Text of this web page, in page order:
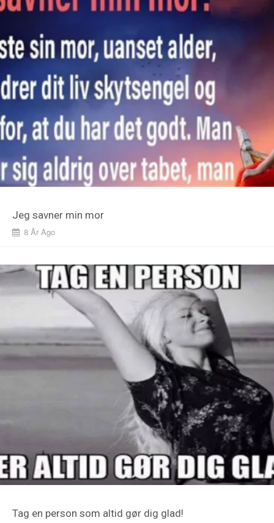
Jeg savner min mor
8 År Ago
Tag en person som altid gør dig glad!